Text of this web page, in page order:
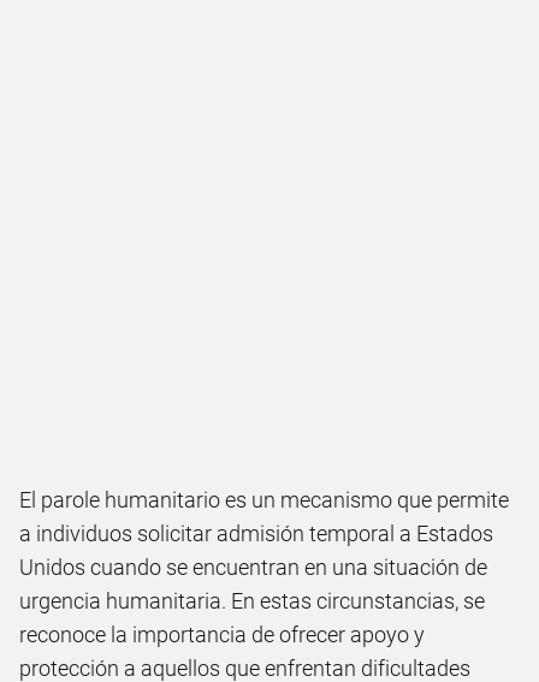
El parole humanitario es un mecanismo que permite
a individuos solicitar admisión temporal a Estados
Unidos cuando se encuentran en una situación de
urgencia humanitaria. En estas circunstancias, se
reconoce la importancia de ofrecer apoyo y
protección a aquellos que enfrentan dificultades